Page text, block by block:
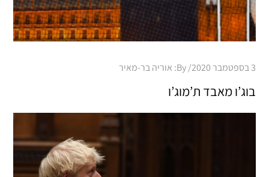
Posted
3 בספטמבר 2020 By: אוריה בר-מאיר
בוג’ו מאבד ת’מוג’ו